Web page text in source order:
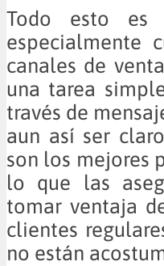
Todo esto es
especialmente
canales de
una tarea
través de
aun así ser
son los mejores
lo que las
tomar ventaja
clientes
no están